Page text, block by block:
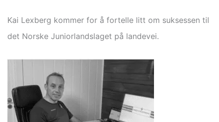
Kai Lexberg kommer for å fortelle litt om suksessen til
det Norske Juniorlandslaget på landevei.